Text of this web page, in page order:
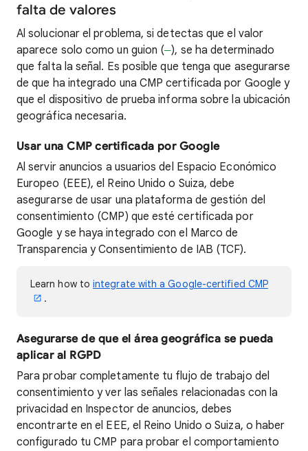
falta de valores
Al solucionar el problema, si detectas que el valor
aparece solo como un guion (–), se ha determinado
que falta la señal. Es posible que tenga que asegurarse
de que ha integrado una CMP certificada por Google y
que el dispositivo de prueba informa sobre la ubicación
geográfica necesaria.
Usar una CMP certificada por Google
Al servir anuncios a usuarios del Espacio Económico
Europeo (EEE), el Reino Unido o Suiza, debe
asegurarse de usar una plataforma de gestión del
consentimiento (CMP) que esté certificada por
Google y se haya integrado con el Marco de
Transparencia y Consentimiento de IAB (TCF).
Learn how tointegrate with a Google-certified CMP
.
Asegurarse de que el área geográfica se pueda
aplicar al RGPD
Para probar completamente tu flujo de trabajo del
consentimiento y ver las señales relacionadas con la
privacidad en Inspector de anuncios, debes
encontrarte en el EEE, el Reino Unido o Suiza, o haber
configurado tu CMP para probar el comportamiento